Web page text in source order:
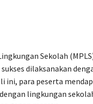
Sekolah
dilaksanakan
ini, para peserta
lingkungan